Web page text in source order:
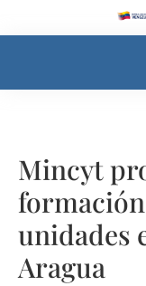
Mincyt
unidades
Aragua